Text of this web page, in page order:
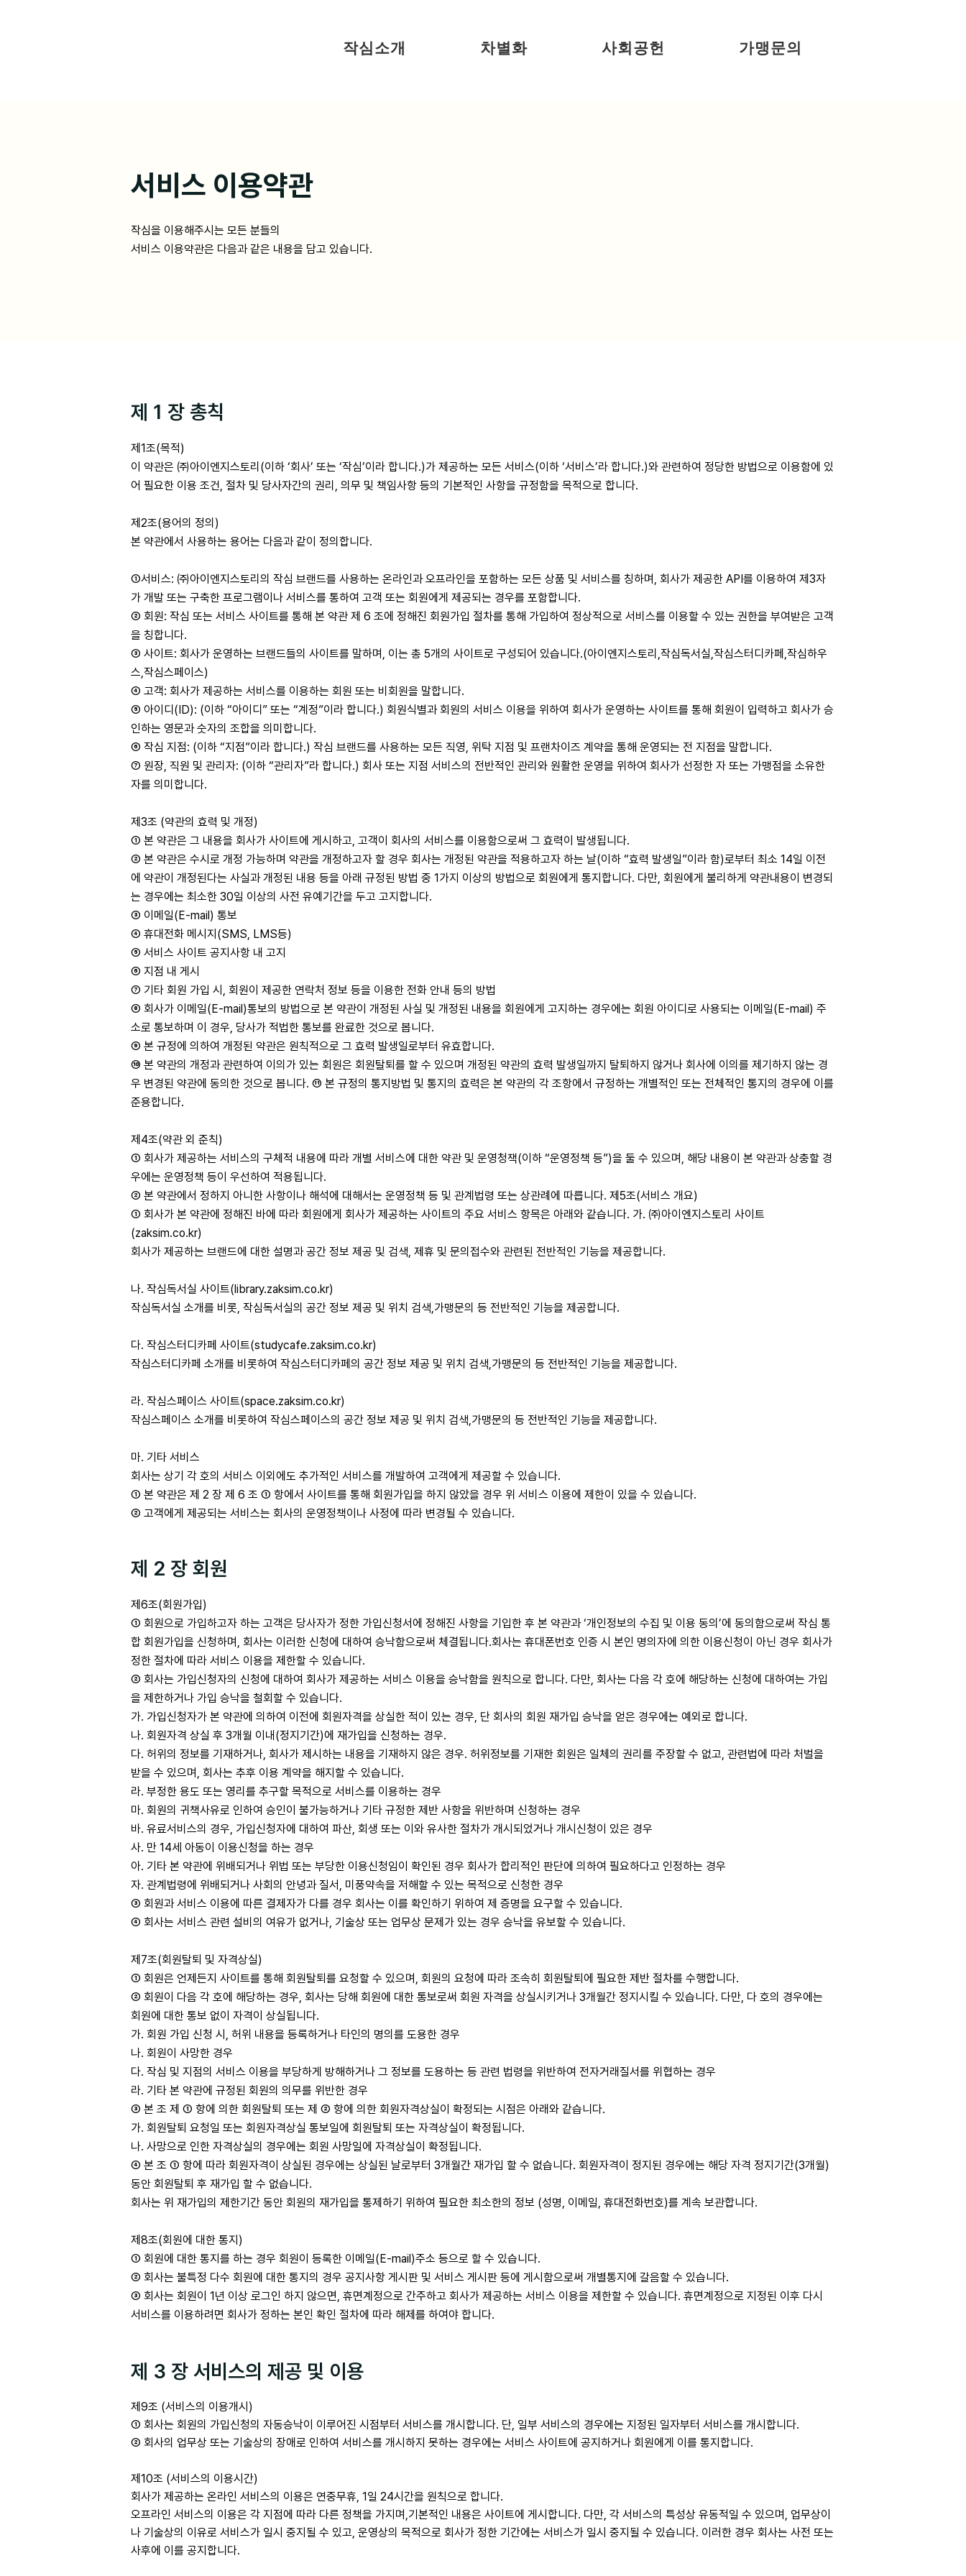
작심소개 차별화 사회공헌 가맹문의
서비스 이용약관
작심을 이용해주시는 모든 분들의
서비스 이용약관은 다음과 같은 내용을 담고 있습니다.
제 1 장 총칙
제1조(목적)
이 약관은 ㈜아이엔지스토리(이하 ‘회사’ 또는 ‘작심’이라 합니다.)가 제공하는 모든 서비스(이하 ‘서비스’라 합니다.)와 관련하여 정당한 방법으로 이용함에 있
어 필요한 이용 조건, 절차 및 당사자간의 권리, 의무 및 책임사항 등의 기본적인 사항을 규정함을 목적으로 합니다.
제2조(용어의 정의)
본 약관에서 사용하는 용어는 다음과 같이 정의합니다.
①서비스: ㈜아이엔지스토리의 작심 브랜드를 사용하는 온라인과 오프라인을 포함하는 모든 상품 및 서비스를 칭하며, 회사가 제공한 API를 이용하여 제3자
가 개발 또는 구축한 프로그램이나 서비스를 통하여 고객 또는 회원에게 제공되는 경우를 포함합니다.
② 회원: 작심 또는 서비스 사이트를 통해 본 약관 제 6 조에 정해진 회원가입 절차를 통해 가입하여 정상적으로 서비스를 이용할 수 있는 권한을 부여받은 고객
을 칭합니다.
③ 사이트: 회사가 운영하는 브랜드들의 사이트를 말하며, 이는 총 5개의 사이트로 구성되어 있습니다.(아이엔지스토리,작심독서실,작심스터디카페,작심하우
스,작심스페이스)
④ 고객: 회사가 제공하는 서비스를 이용하는 회원 또는 비회원을 말합니다.
⑤ 아이디(ID): (이하 “아이디” 또는 “계정”이라 합니다.) 회원식별과 회원의 서비스 이용을 위하여 회사가 운영하는 사이트를 통해 회원이 입력하고 회사가 승
인하는 영문과 숫자의 조합을 의미합니다.
⑥ 작심 지점: (이하 “지점”이라 합니다.) 작심 브랜드를 사용하는 모든 직영, 위탁 지점 및 프랜차이즈 계약을 통해 운영되는 전 지점을 말합니다.
⑦ 원장, 직원 및 관리자: (이하 “관리자”라 합니다.) 회사 또는 지점 서비스의 전반적인 관리와 원활한 운영을 위하여 회사가 선정한 자 또는 가맹점을 소유한
자를 의미합니다.
제3조 (약관의 효력 및 개정)
① 본 약관은 그 내용을 회사가 사이트에 게시하고, 고객이 회사의 서비스를 이용함으로써 그 효력이 발생됩니다.
② 본 약관은 수시로 개정 가능하며 약관을 개정하고자 할 경우 회사는 개정된 약관을 적용하고자 하는 날(이하 “효력 발생일”이라 함)로부터 최소 14일 이전
에 약관이 개정된다는 사실과 개정된 내용 등을 아래 규정된 방법 중 1가지 이상의 방법으로 회원에게 통지합니다. 다만, 회원에게 불리하게 약관내용이 변경되
는 경우에는 최소한 30일 이상의 사전 유예기간을 두고 고지합니다.
③ 이메일(E-mail) 통보
④ 휴대전화 메시지(SMS, LMS등)
⑤ 서비스 사이트 공지사항 내 고지
⑥ 지점 내 게시
⑦ 기타 회원 가입 시, 회원이 제공한 연락처 정보 등을 이용한 전화 안내 등의 방법
⑧ 회사가 이메일(E-mail)통보의 방법으로 본 약관이 개정된 사실 및 개정된 내용을 회원에게 고지하는 경우에는 회원 아이디로 사용되는 이메일(E-mail) 주
소로 통보하며 이 경우, 당사가 적법한 통보를 완료한 것으로 봅니다.
⑨ 본 규정에 의하여 개정된 약관은 원칙적으로 그 효력 발생일로부터 유효합니다.
⑩ 본 약관의 개정과 관련하여 이의가 있는 회원은 회원탈퇴를 할 수 있으며 개정된 약관의 효력 발생일까지 탈퇴하지 않거나 회사에 이의를 제기하지 않는 경
우 변경된 약관에 동의한 것으로 봅니다. ⑪ 본 규정의 통지방법 및 통지의 효력은 본 약관의 각 조항에서 규정하는 개별적인 또는 전체적인 통지의 경우에 이를
준용합니다.
제4조(약관 외 준칙)
① 회사가 제공하는 서비스의 구체적 내용에 따라 개별 서비스에 대한 약관 및 운영청잭(이하 “운영정책 등”)을 둘 수 있으며, 해당 내용이 본 약관과 상충할 경
우에는 운영정책 등이 우선하여 적용됩니다.
② 본 약관에서 정하지 아니한 사항이나 해석에 대해서는 운영정책 등 및 관계법령 또는 상관례에 따릅니다. 제5조(서비스 개요)
① 회사가 본 약관에 정해진 바에 따라 회원에게 회사가 제공하는 사이트의 주요 서비스 항목은 아래와 같습니다. 가. ㈜아이엔지스토리 사이트
(zaksim.co.kr)
회사가 제공하는 브랜드에 대한 설명과 공간 정보 제공 및 검색, 제휴 및 문의접수와 관련된 전반적인 기능을 제공합니다.
나. 작심독서실 사이트(library.zaksim.co.kr)
작심독서실 소개를 비롯, 작심독서실의 공간 정보 제공 및 위치 검색,가맹문의 등 전반적인 기능을 제공합니다.
다. 작심스터디카페 사이트(studycafe.zaksim.co.kr)
작심스터디카페 소개를 비롯하여 작심스터디카페의 공간 정보 제공 및 위치 검색,가맹문의 등 전반적인 기능을 제공합니다.
라. 작심스페이스 사이트(space.zaksim.co.kr)
작심스페이스 소개를 비롯하여 작심스페이스의 공간 정보 제공 및 위치 검색,가맹문의 등 전반적인 기능을 제공합니다.
마. 기타 서비스
회사는 상기 각 호의 서비스 이외에도 추가적인 서비스를 개발하여 고객에게 제공할 수 있습니다.
① 본 약관은 제 2 장 제 6 조 ① 항에서 사이트를 통해 회원가입을 하지 않았을 경우 위 서비스 이용에 제한이 있을 수 있습니다.
② 고객에게 제공되는 서비스는 회사의 운영정책이나 사정에 따라 변경될 수 있습니다.
제 2 장 회원
제6조(회원가입)
① 회원으로 가입하고자 하는 고객은 당사자가 정한 가입신청서에 정해진 사항을 기입한 후 본 약관과 ‘개인정보의 수집 및 이용 동의’에 동의함으로써 작심 통
합 회원가입을 신청하며, 회사는 이러한 신청에 대하여 승낙함으로써 체결됩니다.회사는 휴대폰번호 인증 시 본인 명의자에 의한 이용신청이 아닌 경우 회사가
정한 절차에 따라 서비스 이용을 제한할 수 있습니다.
② 회사는 가입신청자의 신청에 대하여 회사가 제공하는 서비스 이용을 승낙함을 원칙으로 합니다. 다만, 회사는 다음 각 호에 해당하는 신청에 대하여는 가입
을 제한하거나 가입 승낙을 철회할 수 있습니다.
가. 가입신청자가 본 약관에 의하여 이전에 회원자격을 상실한 적이 있는 경우, 단 회사의 회원 재가입 승낙을 얻은 경우에는 예외로 합니다.
나. 회원자격 상실 후 3개월 이내(정지기간)에 재가입을 신청하는 경우.
다. 허위의 정보를 기재하거나, 회사가 제시하는 내용을 기재하지 않은 경우. 허위정보를 기재한 회원은 일체의 권리를 주장할 수 없고, 관련법에 따라 처벌을
받을 수 있으며, 회사는 추후 이용 계약을 해지할 수 있습니다.
라. 부정한 용도 또는 영리를 추구할 목적으로 서비스를 이용하는 경우
마. 회원의 귀책사유로 인하여 승인이 불가능하거나 기타 규정한 제반 사항을 위반하며 신청하는 경우
바. 유료서비스의 경우, 가입신청자에 대하여 파산, 회생 또는 이와 유사한 절차가 개시되었거나 개시신청이 있은 경우
사. 만 14세 아동이 이용신청을 하는 경우
아. 기타 본 약관에 위배되거나 위법 또는 부당한 이용신청임이 확인된 경우 회사가 합리적인 판단에 의하여 필요하다고 인정하는 경우
자. 관계법령에 위배되거나 사회의 안녕과 질서, 미풍약속을 저해할 수 있는 목적으로 신청한 경우
③ 회원과 서비스 이용에 따른 결제자가 다를 경우 회사는 이를 확인하기 위하여 제 증명을 요구할 수 있습니다.
④ 회사는 서비스 관련 설비의 여유가 없거나, 기술상 또는 업무상 문제가 있는 경우 승낙을 유보할 수 있습니다.
제7조(회원탈퇴 및 자격상실)
① 회원은 언제든지 사이트를 통해 회원탈퇴를 요청할 수 있으며, 회원의 요청에 따라 조속히 회원탈퇴에 필요한 제반 절차를 수행합니다.
② 회원이 다음 각 호에 해당하는 경우, 회사는 당해 회원에 대한 통보로써 회원 자격을 상실시키거나 3개월간 정지시킬 수 있습니다. 다만, 다 호의 경우에는
회원에 대한 통보 없이 자격이 상실됩니다.
가. 회원 가입 신청 시, 허위 내용을 등록하거나 타인의 명의를 도용한 경우
나. 회원이 사망한 경우
다. 작심 및 지점의 서비스 이용을 부당하게 방해하거나 그 정보를 도용하는 등 관련 법령을 위반하여 전자거래질서를 위협하는 경우
라. 기타 본 약관에 규정된 회원의 의무를 위반한 경우
③ 본 조 제 ① 항에 의한 회원탈퇴 또는 제 ② 항에 의한 회원자격상실이 확정되는 시점은 아래와 같습니다.
가. 회원탈퇴 요청일 또는 회원자격상실 통보일에 회원탈퇴 또는 자격상실이 확정됩니다.
나. 사망으로 인한 자격상실의 경우에는 회원 사망일에 자격상실이 확정됩니다.
④ 본 조 ① 항에 따라 회원자격이 상실된 경우에는 상실된 날로부터 3개월간 재가입 할 수 없습니다. 회원자격이 정지된 경우에는 해당 자격 정지기간(3개월)
동안 회원탈퇴 후 재가입 할 수 없습니다.
회사는 위 재가입의 제한기간 동안 회원의 재가입을 통제하기 위하여 필요한 최소한의 정보 (성명, 이메일, 휴대전화번호)를 계속 보관합니다.
제8조(회원에 대한 통지)
① 회원에 대한 통지를 하는 경우 회원이 등록한 이메일(E-mail)주소 등으로 할 수 있습니다.
② 회사는 불특정 다수 회원에 대한 통지의 경우 공지사항 게시판 및 서비스 게시판 등에 게시함으로써 개별통지에 갈음할 수 있습니다.
③ 회사는 회원이 1년 이상 로그인 하지 않으면, 휴면계정으로 간주하고 회사가 제공하는 서비스 이용을 제한할 수 있습니다. 휴면계정으로 지정된 이후 다시
서비스를 이용하려면 회사가 정하는 본인 확인 절차에 따라 해제를 하여야 합니다.
제 3 장 서비스의 제공 및 이용
제9조 (서비스의 이용개시)
① 회사는 회원의 가입신청의 자동승낙이 이루어진 시점부터 서비스를 개시합니다. 단, 일부 서비스의 경우에는 지정된 일자부터 서비스를 개시합니다.
② 회사의 업무상 또는 기술상의 장애로 인하여 서비스를 개시하지 못하는 경우에는 서비스 사이트에 공지하거나 회원에게 이를 통지합니다.
제10조 (서비스의 이용시간)
회사가 제공하는 온라인 서비스의 이용은 연중무휴, 1일 24시간을 원칙으로 합니다.
오프라인 서비스의 이용은 각 지점에 따라 다른 정책을 가지며,기본적인 내용은 사이트에 게시합니다. 다만, 각 서비스의 특성상 유동적일 수 있으며, 업무상이
나 기술상의 이유로 서비스가 일시 중지될 수 있고, 운영상의 목적으로 회사가 정한 기간에는 서비스가 일시 중지될 수 있습니다. 이러한 경우 회사는 사전 또는
사후에 이를 공지합니다.